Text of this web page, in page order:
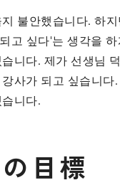
불안했습니다. 하
고 싶다'는 생각을
니다. 제가 선생님
사가 되고 싶습니
니다.
の 目標